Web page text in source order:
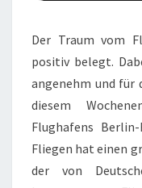
Der Traum vom
positiv belegt.
angenehm und für
diesem
Flughafens
Fliegen hat einen
der von